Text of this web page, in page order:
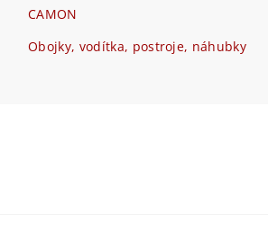
CAMON
Obojky, vodítka, postroje, náhubky